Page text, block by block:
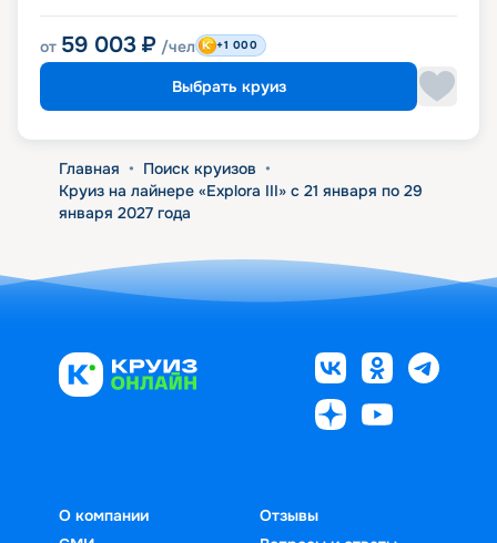
от 59 003 ₽ /чел +1 000
Выбрать круиз
Главная • Поиск круизов •
Круиз на лайнере «Explora III» с 21 января по 29
января 2027 года
О компании
Отзывы